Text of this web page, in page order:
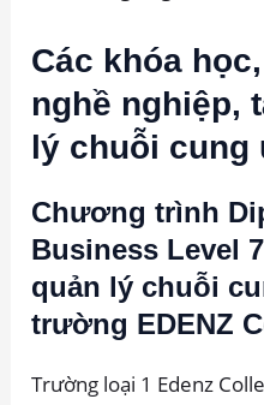
Các khóa
nghề nghiệp,
lý chuỗi cung
Chương trình
Business Level
quản lý chuỗi
trường EDENZ
Trường loại 1 Edenz